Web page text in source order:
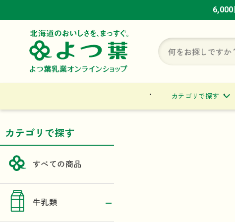
カテゴリで探す
カテゴリで探す
すべての商品
牛乳類